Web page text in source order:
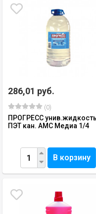
286,01 руб.
(0)
ПРОГРЕСС
ПЭТ кан. АМС Медиа 1/4
В корзину